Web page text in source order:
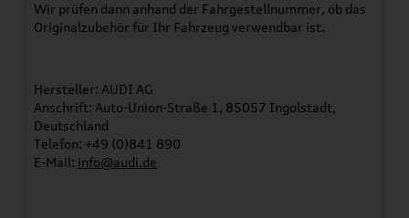
Wir prüfen dann anhand der Fahrgestellnummer, ob das
Originalzubehör für Ihr Fahrzeug verwendbar ist.
Hersteller: AUDI AG
Anschrift: Auto-Union-Straße 1, 85057 Ingolstadt,
Deutschland
Telefon: +49 (0)841 890
E-Mail: info@audi.de